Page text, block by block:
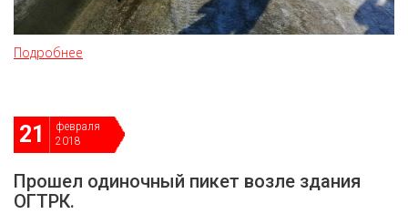
Подробнее
21
февраля
2018
Прошел одиночный пикет возле здания
ОГТРК.